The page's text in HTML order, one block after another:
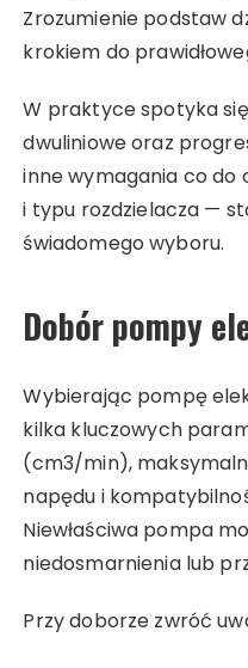
Zrozumienie podstaw
krokiem do
W praktyce spotyka
dwuliniowe oraz
inne wymagania co do
i typu rozdzielacza —
świadomego wyboru.
Dobór pompy
Wybierając pompę
kilka kluczowych
(cm3/min),
napędu i
Niewłaściwa pompa
niedosmarnienia lub
Przy doborze zwróć